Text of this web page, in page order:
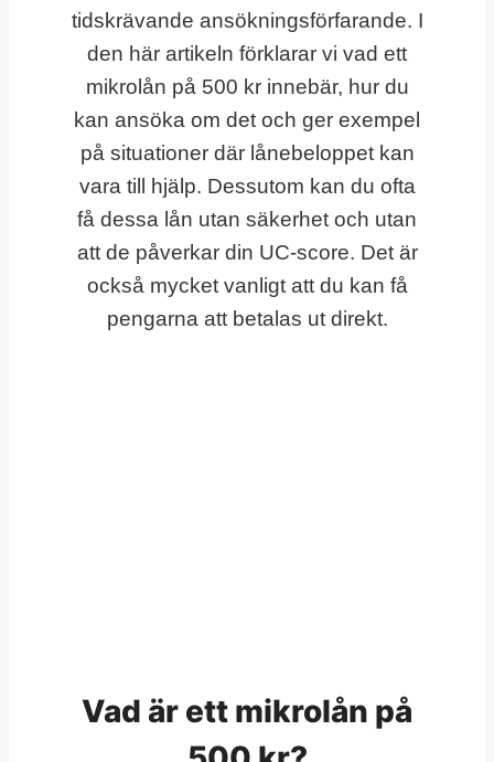
tidskrävande ansökningsförfarande. I
den här artikeln förklarar vi vad ett
mikrolån på 500 kr innebär, hur du
kan ansöka om det och ger exempel
på situationer där lånebeloppet kan
vara till hjälp. Dessutom kan du ofta
få dessa lån utan säkerhet och utan
att de påverkar din UC-score. Det är
också mycket vanligt att du kan få
pengarna att betalas ut direkt.
Vad är ett mikrolån på